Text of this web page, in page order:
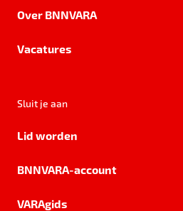
Over BNNVARA
Vacatures
Sluit je aan
Lid worden
BNNVARA-account
VARAgids